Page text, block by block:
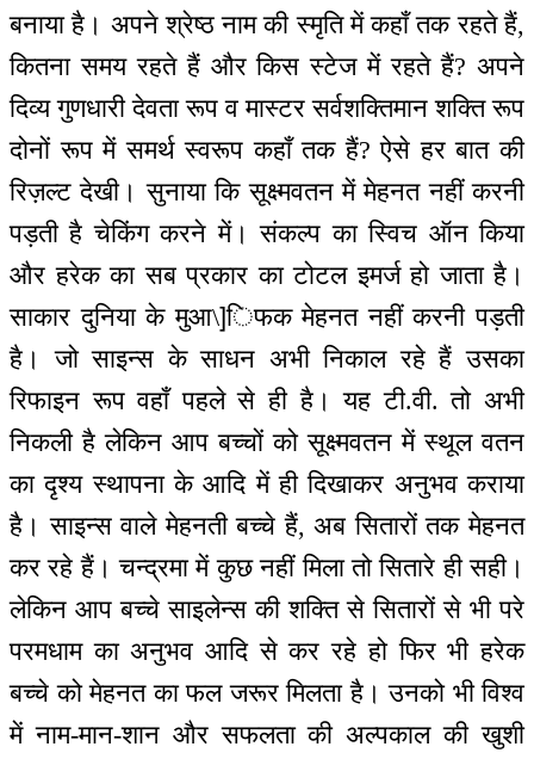
बनाया है। अपने श्रेष्ठ नाम की स्मृति में कहाँ तक रहते हैं,
कितना समय रहते हैं और किस स्टेज में रहते हैं? अपने
दिव्य गुणधारी देवता रूप व मास्टर सर्वशक्तिमान शक्ति रूप
दोनों रूप में समर्थ स्वरूप कहाँ तक हैं? ऐसे हर बात की
रिज़ल्ट देखी। सुनाया कि सूक्ष्मवतन में मेहनत नहीं करनी
पड़ती है चेकिंग करने में। संकल्प का स्विच ऑन किया
और हरेक का सब प्रकार का टोटल इमर्ज हो जाता है।
साकार दुनिया के मुआ\]िफक मेहनत नहीं करनी पड़ती
है। जो साइन्स के साधन अभी निकाल रहे हैं उसका
रिफाइन रूप वहाँ पहले से ही है। यह टी.वी. तो अभी
निकली है लेकिन आप बच्चों को सूक्ष्मवतन में स्थूल वतन
का दृश्य स्थापना के आदि में ही दिखाकर अनुभव कराया
है। साइन्स वाले मेहनती बच्चे हैं, अब सितारों तक मेहनत
कर रहे हैं। चन्द्रमा में कुछ नहीं मिला तो सितारे ही सही।
लेकिन आप बच्चे साइलेन्स की शक्ति से सितारों से भी परे
परमधाम का अनुभव आदि से कर रहे हो फिर भी हरेक
बच्चे को मेहनत का फल जरूर मिलता है। उनको भी विश्व
में नाम-मान-शान और सफलता की अल्पकाल की खुशी